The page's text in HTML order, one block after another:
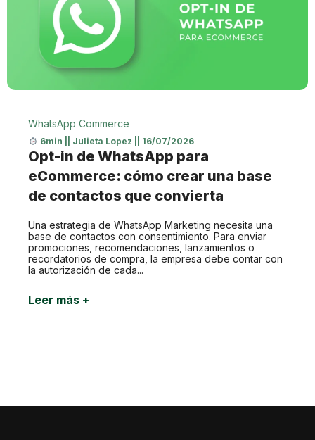
WhatsApp Commerce
6min Julieta Lopez 16/07/2026
Opt-in de WhatsApp para
eCommerce: cómo crear una base
de contactos que convierta
Una estrategia de WhatsApp Marketing necesita una
base de contactos con consentimiento. Para enviar
promociones, recomendaciones, lanzamientos o
recordatorios de compra, la empresa debe contar con
la autorización de cada...
Leer más +